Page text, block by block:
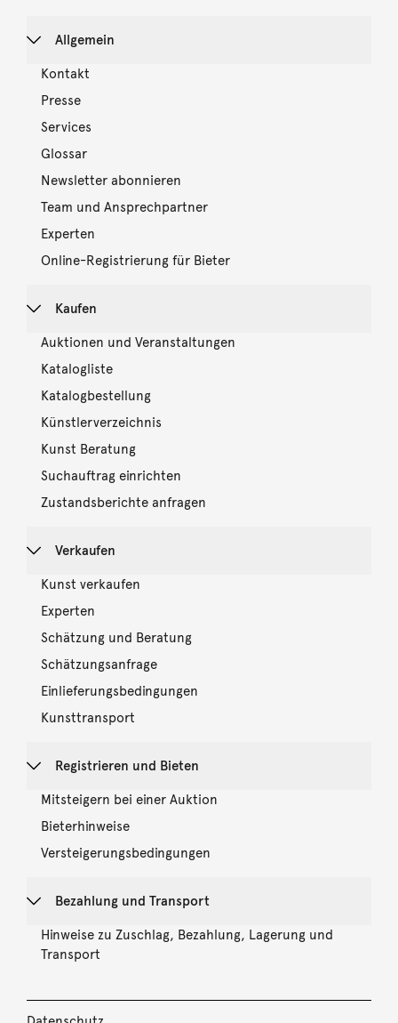
Allgemein
Kontakt
Presse
Services
Glossar
Newsletter abonnieren
Team und Ansprechpartner
Experten
Online-Registrierung für Bieter
Kaufen
Auktionen und Veranstaltungen
Katalogliste
Katalogbestellung
Künstlerverzeichnis
Kunst Beratung
Suchauftrag einrichten
Zustandsberichte anfragen
Verkaufen
Kunst verkaufen
Experten
Schätzung und Beratung
Schätzungsanfrage
Einlieferungsbedingungen
Kunsttransport
Registrieren und Bieten
Mitsteigern bei einer Auktion
Bieterhinweise
Versteigerungsbedingungen
Bezahlung und Transport
Hinweise zu Zuschlag, Bezahlung, Lagerung und
Transport